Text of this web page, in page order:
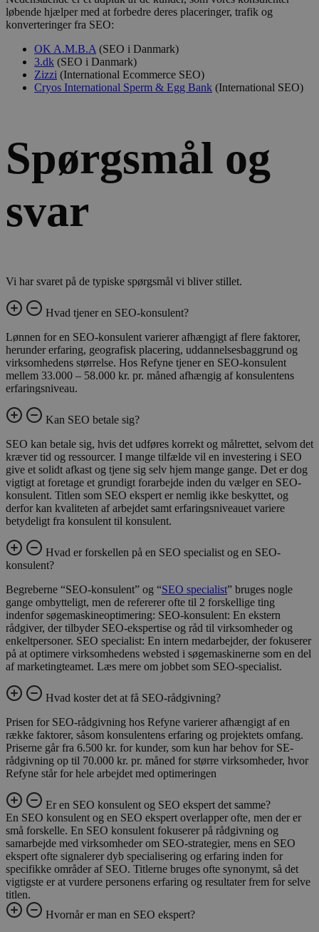
løbende hjælper med at forbedre deres placeringer, trafik og
konverteringer fra SEO:
OK A.M.B.A (SEO i Danmark)
3.dk (SEO i Danmark)
Zizzi (International Ecommerce SEO)
Cryos International Sperm & Egg Bank (International SEO)
Spørgsmål og
svar
Vi har svaret på de typiske spørgsmål vi bliver stillet.
Hvad tjener en SEO-konsulent?
Lønnen for en SEO-konsulent varierer afhængigt af flere faktorer,
herunder erfaring, geografisk placering, uddannelsesbaggrund og
virksomhedens størrelse. Hos Refyne tjener en SEO-konsulent
mellem 33.000 – 58.000 kr. pr. måned afhængig af konsulentens
erfaringsniveau.
Kan SEO betale sig?
SEO kan betale sig, hvis det udføres korrekt og målrettet, selvom det
kræver tid og ressourcer. I mange tilfælde vil en investering i SEO
give et solidt afkast og tjene sig selv hjem mange gange. Det er dog
vigtigt at foretage et grundigt forarbejde inden du vælger en SEO-
konsulent. Titlen som SEO ekspert er nemlig ikke beskyttet, og
derfor kan kvaliteten af arbejdet samt erfaringsniveauet variere
betydeligt fra konsulent til konsulent.
Hvad er forskellen på en SEO specialist og en SEO-
konsulent?
Begreberne “SEO-konsulent” og “SEO specialist” bruges nogle
gange ombytteligt, men de refererer ofte til 2 forskellige ting
indenfor søgemaskineoptimering: SEO-konsulent: En ekstern
rådgiver, der tilbyder SEO-ekspertise og råd til virksomheder og
enkeltpersoner. SEO specialist: En intern medarbejder, der fokuserer
på at optimere virksomhedens websted i søgemaskinerne som en del
af marketingteamet. Læs mere om jobbet som SEO-specialist.
Hvad koster det at få SEO-rådgivning?
Prisen for SEO-rådgivning hos Refyne varierer afhængigt af en
række faktorer, såsom konsulentens erfaring og projektets omfang.
Priserne går fra 6.500 kr. for kunder, som kun har behov for SE-
rådgivning op til 70.000 kr. pr. måned for større virksomheder, hvor
Refyne står for hele arbejdet med optimeringen
Er en SEO konsulent og SEO ekspert det samme?
En SEO konsulent og en SEO ekspert overlapper ofte, men der er
små forskelle. En SEO konsulent fokuserer på rådgivning og
samarbejde med virksomheder om SEO-strategier, mens en SEO
ekspert ofte signalerer dyb specialisering og erfaring inden for
specifikke områder af SEO. Titlerne bruges ofte synonymt, så det
vigtigste er at vurdere personens erfaring og resultater frem for selve
titlen.
Hvornår er man en SEO ekspert?